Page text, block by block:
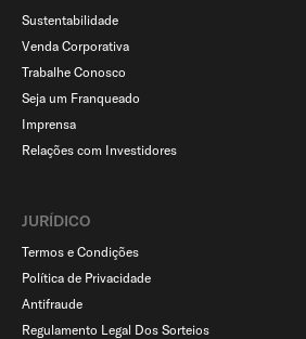
Sustentabilidade
Venda Corporativa
Trabalhe Conosco
Seja um Franqueado
Imprensa
Relações com Investidores
JURÍDICO
Termos e Condições
Política de Privacidade
Antifraude
Regulamento Legal Dos Sorteios